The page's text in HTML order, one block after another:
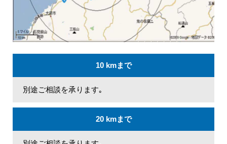
10 kmまで
別途ご相談を承ります｡
20 kmまで